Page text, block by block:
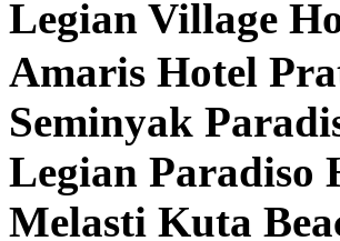
Legian Village
Amaris Hotel
Seminyak
Legian Paradiso
Melasti Kuta